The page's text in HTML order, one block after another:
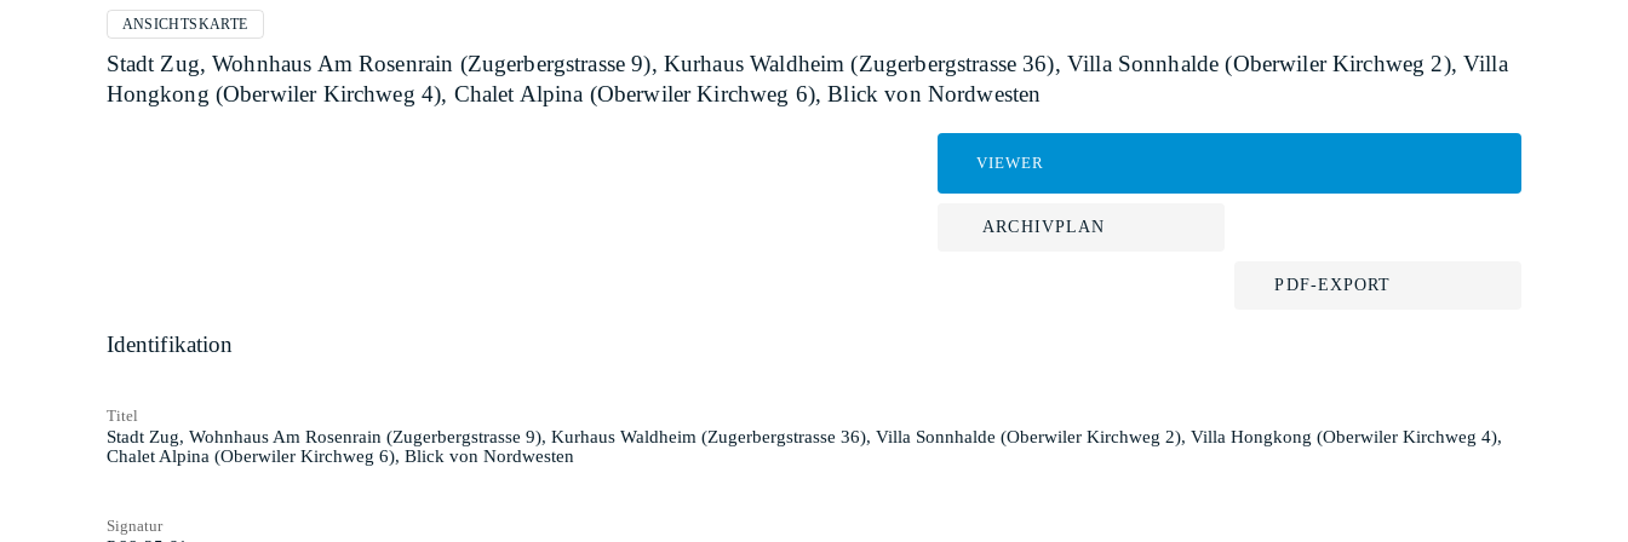
ANSICHTSKARTE
Stadt Zug, Wohnhaus Am Rosenrain (Zugerbergstrasse 9), Kurhaus Waldheim (Zugerbergstrasse 36), Villa Sonnhalde (Oberwiler Kirchweg 2), Villa
Hongkong (Oberwiler Kirchweg 4), Chalet Alpina (Oberwiler Kirchweg 6), Blick von Nordwesten
VIEWER
ARCHIVPLAN
PDF-EXPORT
Identifikation
Titel
Stadt Zug, Wohnhaus Am Rosenrain (Zugerbergstrasse 9), Kurhaus Waldheim (Zugerbergstrasse 36), Villa Sonnhalde (Oberwiler Kirchweg 2), Villa Hongkong (Oberwiler Kirchweg 4),
Chalet Alpina (Oberwiler Kirchweg 6), Blick von Nordwesten
Signatur